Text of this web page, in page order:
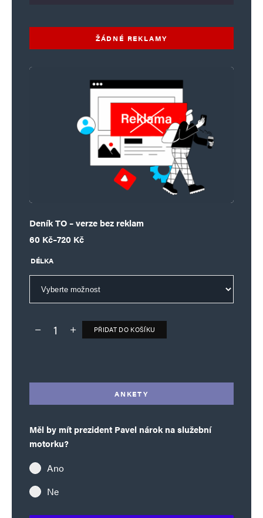
ŽÁDNÉ REKLAMY
Deník TO – verze bez reklam
60 Kč–720 Kč
Rozpětí cen: 60 Kč až 720 Kč
DÉLKA
Deník TO – verze bez reklam množství
PŘIDAT DO KOŠÍKU
ANKETY
Měl by mít prezident Pavel nárok na služební
motorku?
Ano
Ne